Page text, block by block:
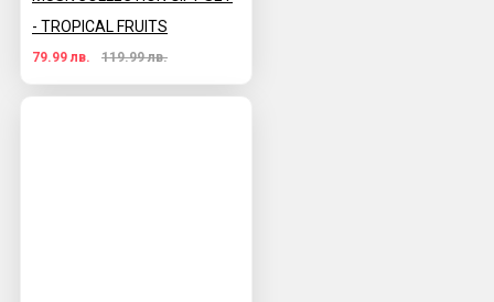
- TROPICAL FRUITS
79.99 лв. 119.99 лв.